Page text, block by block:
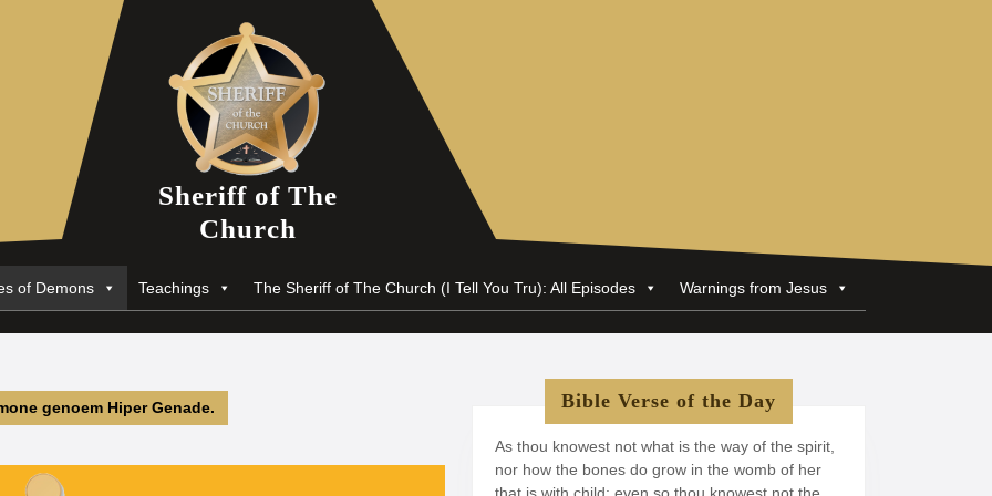
Sheriff of The
Church
of Demons Teachings The Sheriff of The Church (I Tell You Tru): All Episodes Warnings from Jesus
genoem Hiper Genade. Bible Verse of the Day
As thou knowest not what is the way of the spirit,
nor how the bones do grow in the womb of her
that is with child: even so thou knowest not the